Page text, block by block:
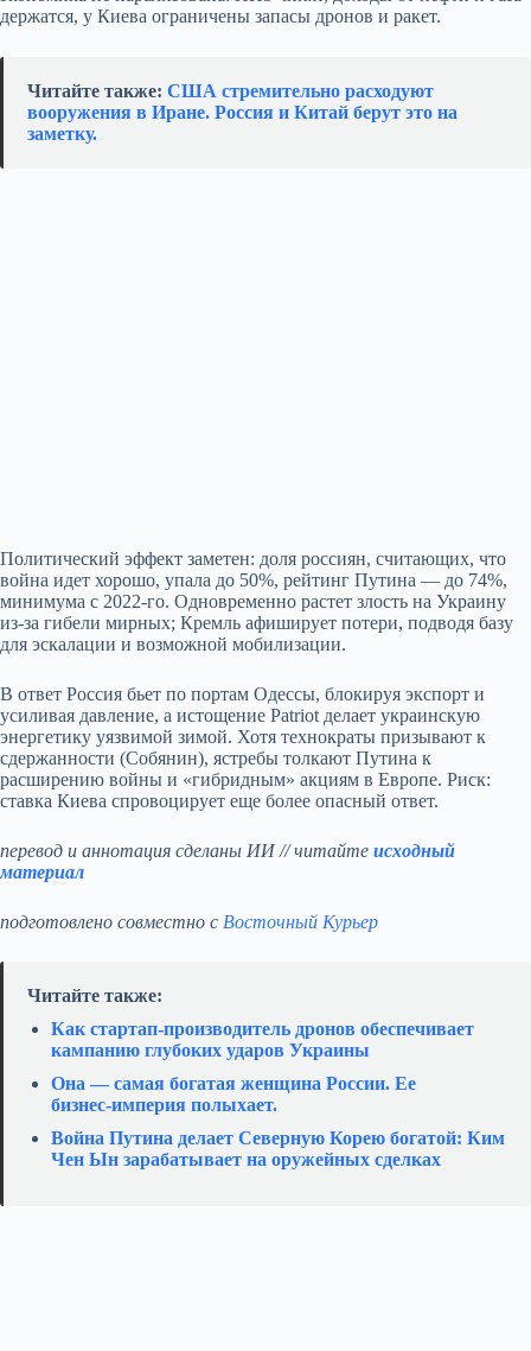
держатся, у Киева ограничены запасы дронов и ракет.
Читайте также: США стремительно расходуют
вооружения в Иране. Россия и Китай берут это на
заметку.
Политический эффект заметен: доля россиян, считающих, что
война идет хорошо, упала до 50%, рейтинг Путина — до 74%,
минимума с 2022‑го. Одновременно растет злость на Украину
из‑за гибели мирных; Кремль афиширует потери, подводя базу
для эскалации и возможной мобилизации.
В ответ Россия бьет по портам Одессы, блокируя экспорт и
усиливая давление, а истощение Patriot делает украинскую
энергетику уязвимой зимой. Хотя технократы призывают к
сдержанности (Собянин), ястребы толкают Путина к
расширению войны и «гибридным» акциям в Европе. Риск:
ставка Киева спровоцирует еще более опасный ответ.
перевод и аннотация сделаны ИИ // читайте исходный
материал
подготовлено совместно с Восточный Курьер
Читайте также:
Как стартап‑производитель дронов обеспечивает
кампанию глубоких ударов Украины
Она — самая богатая женщина России. Ее
бизнес‑империя полыхает.
Война Путина делает Северную Корею богатой: Ким
Чен Ын зарабатывает на оружейных сделках